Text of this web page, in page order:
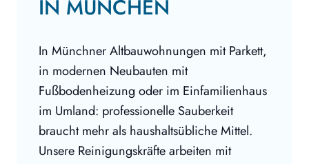
IN MÜNCHEN
In Münchner Altbauwohnungen mit Parkett,
in modernen Neubauten mit
Fußbodenheizung oder im Einfamilienhaus
im Umland: professionelle Sauberkeit
braucht mehr als haushaltsübliche Mittel.
Unsere Reinigungskräfte arbeiten mit